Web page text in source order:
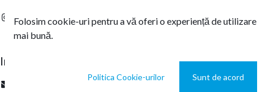
Instagram
Intrați în legătură
office@sterachemicals.ro
Folosim cookie-uri pentru a vă oferi o experiență de utilizare
mai bună.
Politica Cookie-urilor Sunt de acord